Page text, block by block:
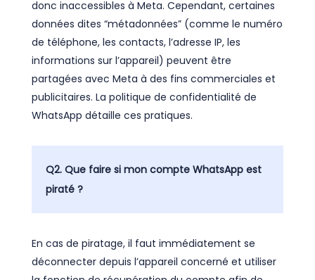
donc inaccessibles à Meta. Cependant, certaines
données dites “métadonnées” (comme le numéro
de téléphone, les contacts, l’adresse IP, les
informations sur l’appareil) peuvent être
partagées avec Meta à des fins commerciales et
publicitaires. La politique de confidentialité de
WhatsApp détaille ces pratiques.
Q2. Que faire si mon compte WhatsApp est
piraté ?
En cas de piratage, il faut immédiatement se
déconnecter depuis l’appareil concerné et utiliser